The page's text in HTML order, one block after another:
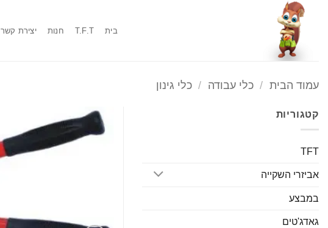
content
בית T.F.T חנות יצירת קשר
עמוד הבית / כלי עבודה / כלי גינון
קטגוריות
TFT
אביזרי השקייה
במבצע
גאדג'טים